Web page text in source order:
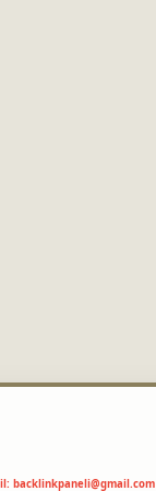
backlinkpaneli@gmail.com